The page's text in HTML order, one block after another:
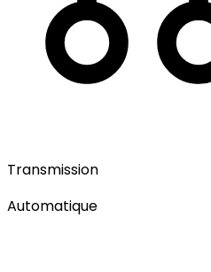
Transmission
Automatique